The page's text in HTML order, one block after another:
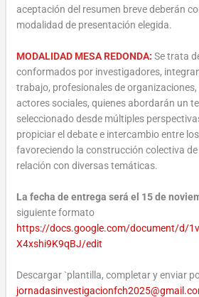
aceptación del resumen breve deberán
modalidad de presentación elegida.
MODALIDAD MESA REDONDA: Se trata
conformados por investigadores,
trabajo, profesionales de
actores sociales, quienes abordarán un
seleccionado desde múltiples
propiciar el debate e intercambio entre
favoreciendo la construcción colectiva
relación con diversas temáticas.
La fecha de entrega será el 15 de
siguiente formato
https://docs.google.com/document/d/
X4xshi9K9qBJ/edit
Descargar `plantilla, completar y enviar